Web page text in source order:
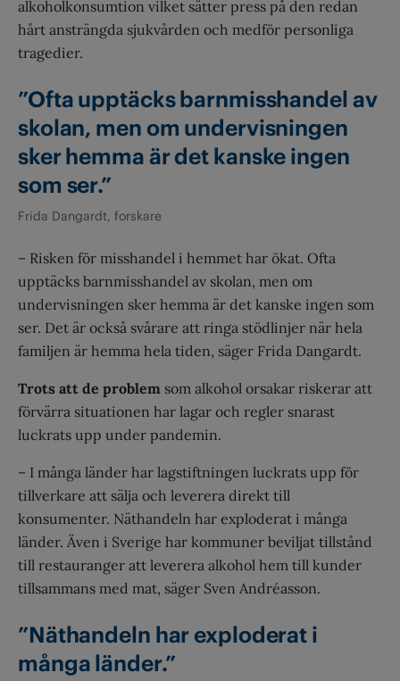
alkoholkonsumtion vilket sätter press på den redan
hårt ansträngda sjukvården och medför personliga
tragedier.
”Ofta upptäcks barnmisshandel av
skolan, men om undervisningen
sker hemma är det kanske ingen
som ser.”
Frida Dangardt, forskare
– Risken för misshandel i hemmet har ökat. Ofta
upptäcks barnmisshandel av skolan, men om
undervisningen sker hemma är det kanske ingen som
ser. Det är också svårare att ringa stödlinjer när hela
familjen är hemma hela tiden, säger Frida Dangardt.
Trots att de problem som alkohol orsakar riskerar att
förvärra situationen har lagar och regler snarast
luckrats upp under pandemin.
– I många länder har lagstiftningen luckrats upp för
tillverkare att sälja och leverera direkt till
konsumenter. Näthandeln har exploderat i många
länder. Även i Sverige har kommuner beviljat tillstånd
till restauranger att leverera alkohol hem till kunder
tillsammans med mat, säger Sven Andréasson.
”Näthandeln har exploderat i
många länder.”